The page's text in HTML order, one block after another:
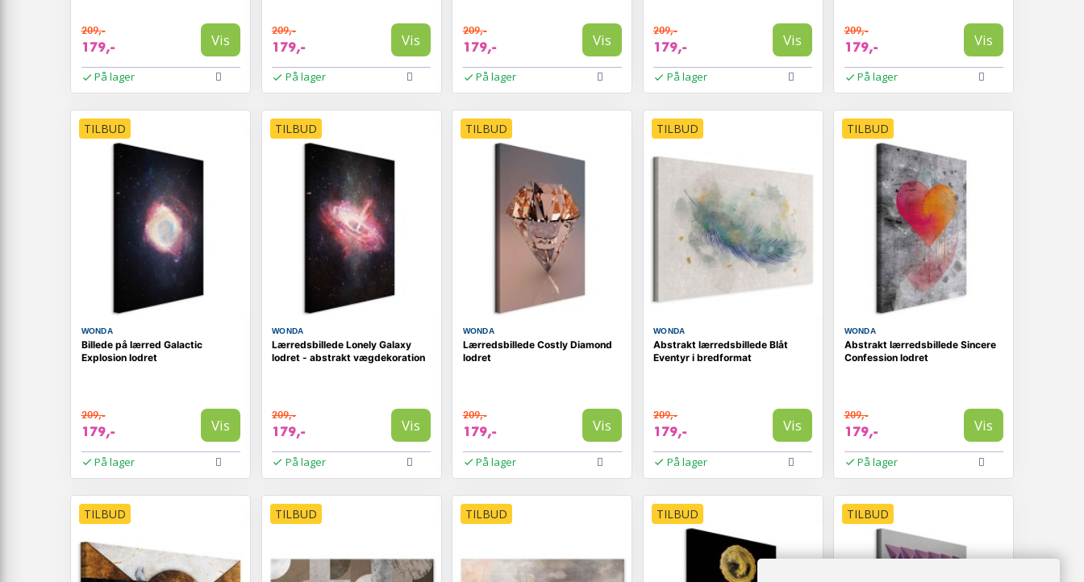
209,-
179,- Vis
På lager
209,-
179,- Vis
På lager
209,-
179,- Vis
På lager
209,-
179,- Vis
På lager
209,-
179,- Vis
På lager
TILBUD
WONDA
Billede på lærred Galactic
Explosion lodret
209,-
179,- Vis
På lager
TILBUD
WONDA
Lærredsbillede Lonely Galaxy
lodret - abstrakt vægdekoration
209,-
179,- Vis
På lager
TILBUD
WONDA
Lærredsbillede Costly Diamond
lodret
209,-
179,- Vis
På lager
TILBUD
WONDA
Abstrakt lærredsbillede Blåt
Eventyr i bredformat
209,-
179,- Vis
På lager
TILBUD
WONDA
Abstrakt lærredsbillede Sincere
Confession lodret
209,-
179,- Vis
På lager
TILBUD TILBUD TILBUD TILBUD TILBUD